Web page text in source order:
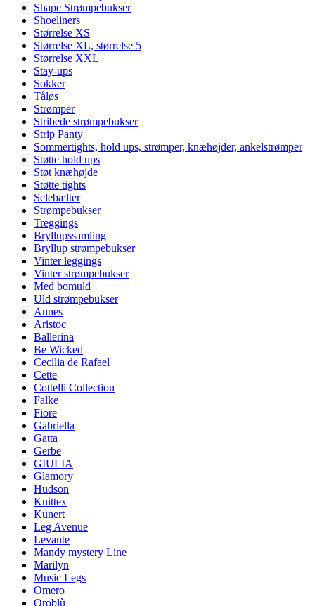
Shape Strømpebukser
Shoeliners
Størrelse XS
Størrelse XL, størrelse 5
Størrelse XXL
Stay-ups
Sokker
Tåløs
Strømper
Stribede strømpebukser
Strip Panty
Sommertights, hold ups, strømper, knæhøjder, ankelstrømper
Støtte hold ups
Støt knæhøjde
Støtte tights
Selebælter
Strømpebukser
Treggings
Bryllupssamling
Bryllup strømpebukser
Vinter leggings
Vinter strømpebukser
Med bomuld
Uld strømpebukser
Annes
Aristoc
Ballerina
Be Wicked
Cecilia de Rafael
Cette
Cottelli Collection
Falke
Fiore
Gabriella
Gatta
Gerbe
GIULIA
Glamory
Hudson
Knittex
Kunert
Leg Avenue
Levante
Mandy mystery Line
Marilyn
Music Legs
Omero
Oroblù